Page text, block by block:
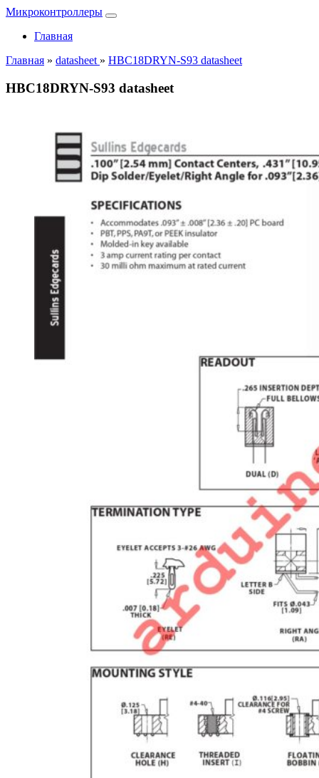
Микроконтроллеры
Главная
Главная » datasheet » HBC18DRYN-S93 datasheet
HBC18DRYN-S93 datasheet